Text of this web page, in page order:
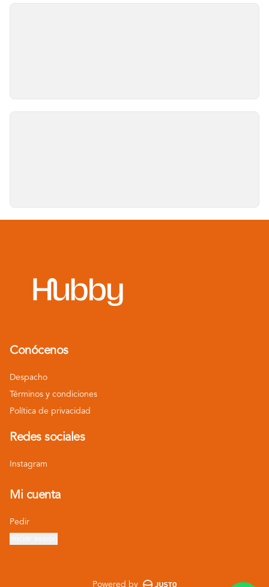
Conócenos
Despacho
Términos y condiciones
Política de privacidad
Redes sociales
Instagram
Mi cuenta
Pedir
Powered by